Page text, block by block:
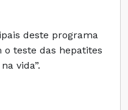
deste programa
o teste das hepatites
vida”.